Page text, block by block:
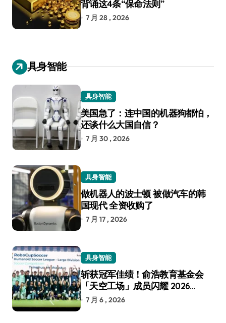
背诵这4条“保命法则”
7 月 28 , 2026
具身智能
具身智能
美国急了：连中国的机器狗都怕，
还谈什么大国自信？
7 月 30 , 2026
具身智能
做机器人的波士顿 被做汽车的韩
国现代 全资收购了
7 月 17 , 2026
具身智能
斩获冠军佳绩！俞浩教育基金会
「天空工场」成员闪耀 2026
RoboCup 机器人世界杯
7 月 6 , 2026